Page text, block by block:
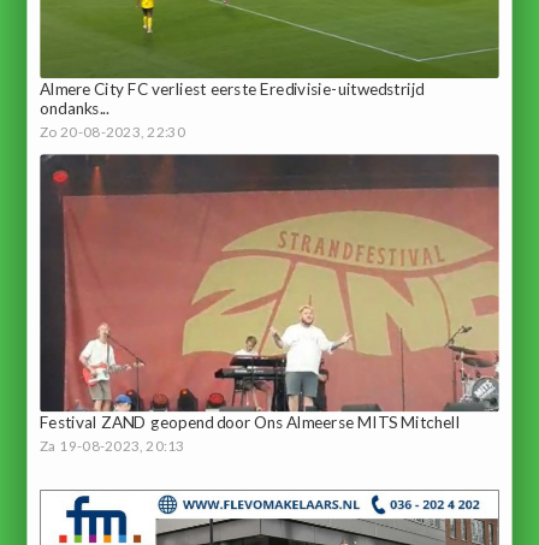
Almere City FC verliest eerste Eredivisie-uitwedstrijd
ondanks...
Zo 20-08-2023, 22:30
Festival ZAND geopend door Ons Almeerse MITS Mitchell
Za 19-08-2023, 20:13